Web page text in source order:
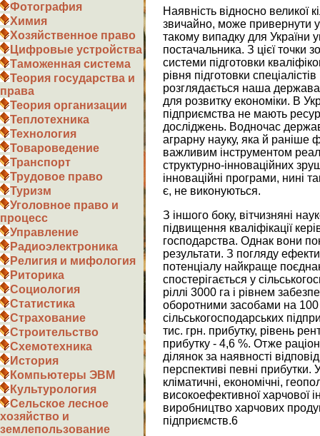
Фотография
Химия
Хозяйственное право
Цифровые устройства
Таможенная система
Теория государства и
права
Теория организации
Теплотехника
Технология
Товароведение
Транспорт
Трудовое право
Туризм
Уголовное право и
процесс
Управление
Радиоэлектроника
Религия и мифология
Риторика
Социология
Статистика
Страхование
Строительство
Схемотехника
История
Компьютеры ЭВМ
Культурология
Сельское лесное
хозяйство и
землепользование
Наявність відносно великої
звичайно, може привернути
такому випадку для України
постачальника. З цієї точки
системи підготовки
рівня підготовки
розглядається наша
для розвитку економіки. В
підприємства не мають
досліджень. Водночас
аграрну науку, яка й раніше
важливим інструментом
структурно-інноваційних
інноваційні програми, нині
є, не виконуються.
З іншого боку, вітчизняні
підвищення кваліфікації
господарства. Однак вони
результати. З погляду
потенціалу найкраще
спостерігається у
ріллі 3000 га і рівнем
оборотними засобами на 100
сільськогосподарських
тис. грн. прибутку, рівень
прибутку - 4,6 %. Отже
ділянок за наявності
перспективі певні прибутки.
кліматичні, економічні,
високоефективної харчової
виробництво харчових
підприємств.6